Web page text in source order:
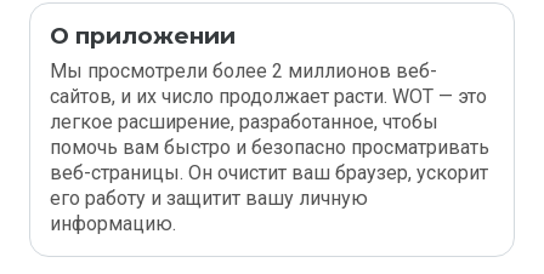
О приложении
Мы просмотрели более 2 миллионов веб-
сайтов, и их число продолжает расти. WOT — это
легкое расширение, разработанное, чтобы
помочь вам быстро и безопасно просматривать
веб-страницы. Он очистит ваш браузер, ускорит
его работу и защитит вашу личную
информацию.